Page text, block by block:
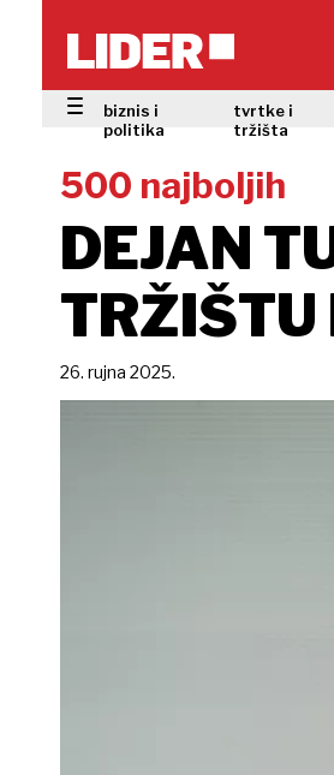
biznis i
politika
tvrtke i
tržišta
500 najboljih
DEJAN
TRŽIŠTU
26. rujna 2025.